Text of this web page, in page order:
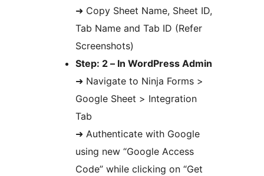
➜ Copy Sheet Name, Sheet ID,
Tab Name and Tab ID (Refer
Screenshots)
Step: 2 – In WordPress Admin
➜ Navigate to Ninja Forms >
Google Sheet > Integration
Tab
➜ Authenticate with Google
using new “Google Access
Code” while clicking on “Get